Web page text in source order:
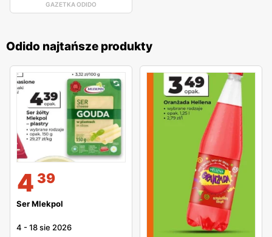
GAZETKA ODIDO
Odido najtańsze produkty
4 39
Ser Mlekpol
4 -18 sie 2026